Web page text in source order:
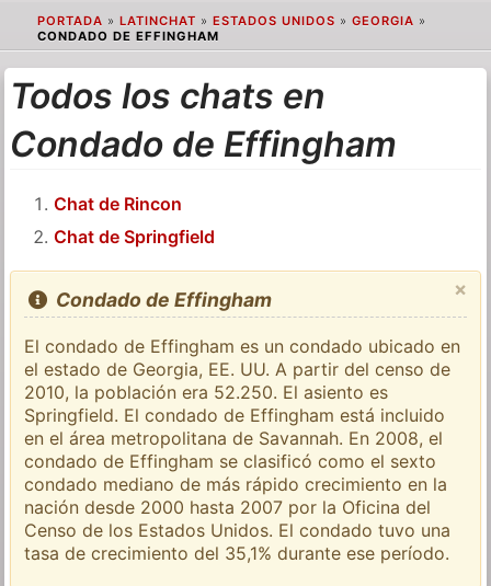
PORTADA » LATINCHAT » ESTADOS UNIDOS » GEORGIA »
CONDADO DE EFFINGHAM
Todos los chats en
Condado de Effingham
Chat de Rincon
Chat de Springfield
×
Condado de Effingham
El condado de Effingham es un condado ubicado en
el estado de Georgia, EE. UU. A partir del censo de
2010, la población era 52.250. El asiento es
Springfield. El condado de Effingham está incluido
en el área metropolitana de Savannah. En 2008, el
condado de Effingham se clasificó como el sexto
condado mediano de más rápido crecimiento en la
nación desde 2000 hasta 2007 por la Oficina del
Censo de los Estados Unidos. El condado tuvo una
tasa de crecimiento del 35,1% durante ese período.